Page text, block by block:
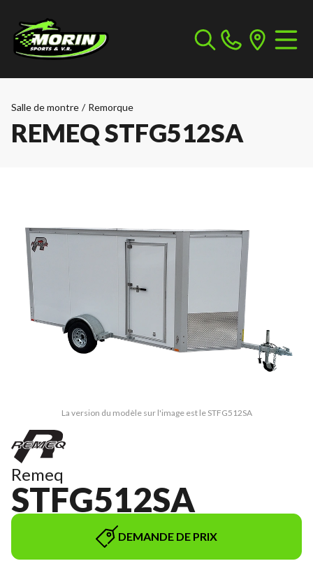
Salle de montre / Remorque
REMEQ STFG512SA
La version du modèle sur l'image est le STFG512SA
Remeq
STFG512SA
DEMANDE DE PRIX